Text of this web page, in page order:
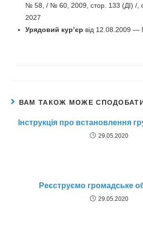
№ 58, / № 60, 2009, стор. 133 (ДІ) /,
2027
Урядовий кур’єр від 12.08.2009
ВАМ ТАКОЖ МОЖЕ
Інструкція про встановлення
29.05.2020
Реєструємо громадське
29.05.2020